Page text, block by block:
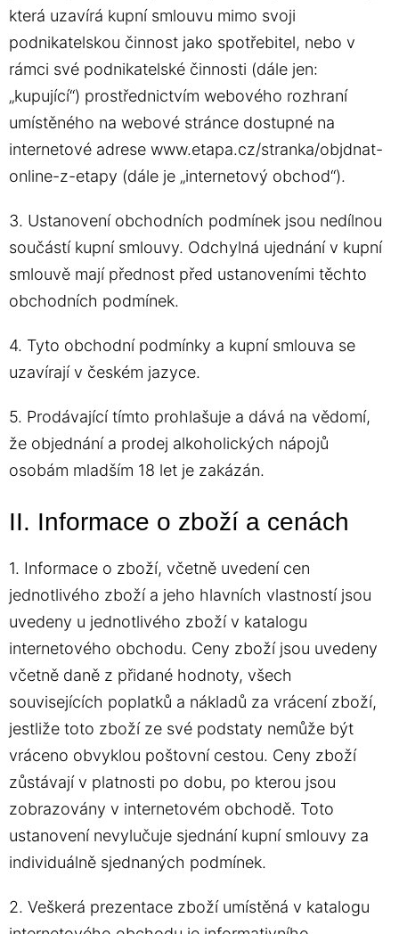
která uzavírá kupní smlouvu mimo svoji
podnikatelskou činnost jako spotřebitel, nebo v
rámci své podnikatelské činnosti (dále jen:
„kupující“) prostřednictvím webového rozhraní
umístěného na webové stránce dostupné na
internetové adrese www.etapa.cz/stranka/objdnat-
online-z-etapy (dále je „internetový obchod“).
3. Ustanovení obchodních podmínek jsou nedílnou
součástí kupní smlouvy. Odchylná ujednání v kupní
smlouvě mají přednost před ustanoveními těchto
obchodních podmínek.
4. Tyto obchodní podmínky a kupní smlouva se
uzavírají v českém jazyce.
5. Prodávající tímto prohlašuje a dává na vědomí,
že objednání a prodej alkoholických nápojů
osobám mladším 18 let je zakázán.
II. Informace o zboží a cenách
1. Informace o zboží, včetně uvedení cen
jednotlivého zboží a jeho hlavních vlastností jsou
uvedeny u jednotlivého zboží v katalogu
internetového obchodu. Ceny zboží jsou uvedeny
včetně daně z přidané hodnoty, všech
souvisejících poplatků a nákladů za vrácení zboží,
jestliže toto zboží ze své podstaty nemůže být
vráceno obvyklou poštovní cestou. Ceny zboží
zůstávají v platnosti po dobu, po kterou jsou
zobrazovány v internetovém obchodě. Toto
ustanovení nevylučuje sjednání kupní smlouvy za
individuálně sjednaných podmínek.
2. Veškerá prezentace zboží umístěná v katalogu